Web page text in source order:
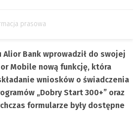
prasowa
Alior Bank wprowadził do swojej
Mobile nową funkcję, która
wniosków o świadczenia
„Dobry Start 300+” oraz
formularze były dostępne